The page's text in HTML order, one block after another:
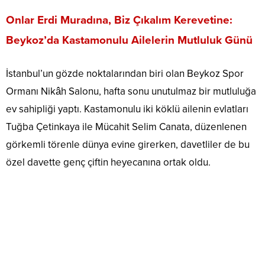
Onlar Erdi Muradına, Biz Çıkalım Kerevetine:
Beykoz’da Kastamonulu Ailelerin Mutluluk Günü
İstanbul’un gözde noktalarından biri olan Beykoz Spor
Ormanı Nikâh Salonu, hafta sonu unutulmaz bir mutluluğa
ev sahipliği yaptı. Kastamonulu iki köklü ailenin evlatları
Tuğba Çetinkaya ile Mücahit Selim Canata, düzenlenen
görkemli törenle dünya evine girerken, davetliler de bu
özel davette genç çiftin heyecanına ortak oldu.